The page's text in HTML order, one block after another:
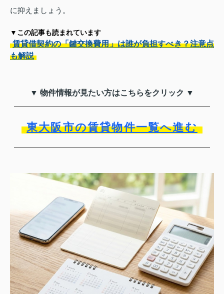
に抑えましょう。
▼この記事も読まれています
賃貸借契約の「鍵交換費用」は誰が負担すべき？注意点
も解説
▼ 物件情報が見たい方はこちらをクリック ▼
東大阪市の賃貸物件一覧へ進む